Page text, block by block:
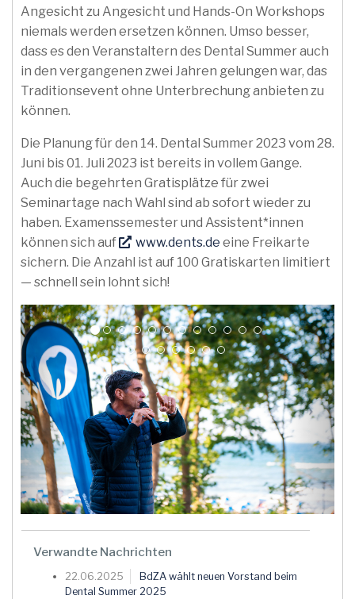
Angesicht zu Angesicht und Hands-On Workshops
niemals werden ersetzen können. Umso besser,
dass es den Veranstaltern des Dental Summer auch
in den vergangenen zwei Jahren gelungen war, das
Traditionsevent ohne Unterbrechung anbieten zu
können.
Die Planung für den 14. Dental Summer 2023 vom 28.
Juni bis 01. Juli 2023 ist bereits in vollem Gange.
Auch die begehrten Gratisplätze für zwei
Seminartage nach Wahl sind ab sofort wieder zu
haben. Examenssemester und Assistent*innen
können sich auf
www.dents.de eine Freikarte
sichern. Die Anzahl ist auf 100 Gratiskarten limitiert
— schnell sein lohnt sich!
Verwandte Nachrichten
22.06.2025
BdZA wählt neuen Vorstand beim
Dental Summer 2025